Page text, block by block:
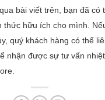
bài viết trên, bạn đã có
thức hữu ích cho mình.
quý khách hàng có thể
nhận được sự tư vấn